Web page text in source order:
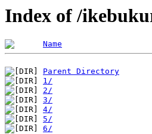
Index of /
Name
Parent Directory
1/
2/
3/
4/
5/
6/